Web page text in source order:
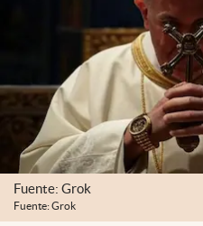
Fuente: Grok
Fuente: Grok